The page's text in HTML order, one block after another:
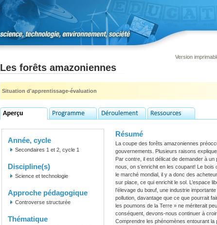
Version
Les forêts amazoniennes
Situation d'apprentissage-évaluation
Année, cycle
Secondaires 1 et 2, cycle 1
Discipline(s)
Science et technologie
Approche pédagogique
Controverse structurée
Thématique
Résumé
La coupe des forêts amazoniennes
gouvernements. Plusieurs raisons
Par contre, il est délicat de demander à
nous, on s’enrichit en les coupant! Le
le marché mondial, il y a donc des
sur place, ce qui enrichit le sol. L’espace
l’élevage du bœuf, une industrie
pollution, davantage que ce que pourrait
les poumons de la Terre » ne mériterait
conséquent, devons-nous continuer à
Comprendre les phénomènes entourant la